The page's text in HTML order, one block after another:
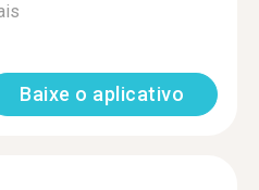
Baixe o aplicativo